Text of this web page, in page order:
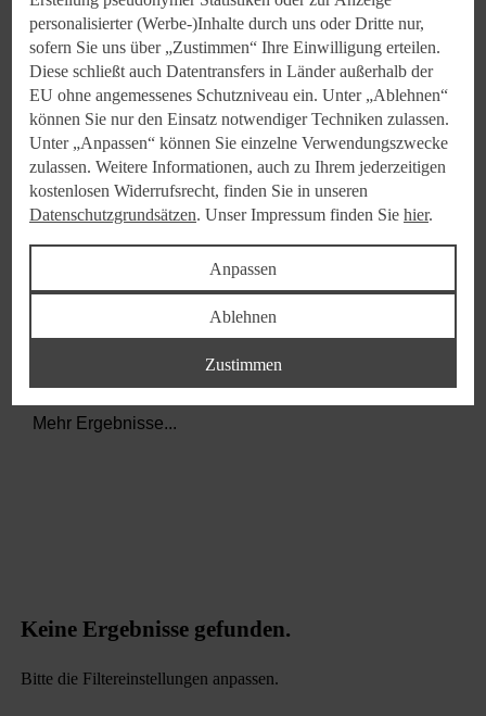
data.textLoadingResults
Mehr Ergebnisse...
Keine Ergebnisse gefunden.
Bitte die Filtereinstellungen anpassen.
personalisierter (Werbe-)Inhalte durch uns oder Dritte nur,
sofern Sie uns über „Zustimmen“ Ihre Einwilligung erteilen.
Diese schließt auch Datentransfers in Länder außerhalb der
EU ohne angemessenes Schutzniveau ein. Unter „Ablehnen“
können Sie nur den Einsatz notwendiger Techniken zulassen.
Unter „Anpassen“ können Sie einzelne Verwendungszwecke
zulassen. Weitere Informationen, auch zu Ihrem jederzeitigen
kostenlosen Widerrufsrecht, finden Sie in unseren
Datenschutzgrundsätzen. Unser Impressum finden Sie hier.
Anpassen
Ablehnen
Zustimmen